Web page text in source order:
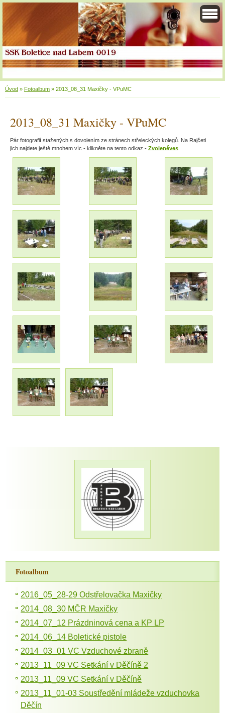
Úvod » Fotoalbum » 2013_08_31 Maxičky - VPuMC
2013_08_31 Maxičky - VPuMC
Pár fotografií stažených s dovolením ze stránech střeleckých kolegů. Na Rajčeti
jich najdete ještě mnohem víc - klikněte na tento odkaz - Zvoleněves
Fotoalbum
2016_05_28-29 Odstřelovačka Maxičky
2014_08_30 MČR Maxičky
2014_07_12 Prázdninová cena a KP LP
2014_06_14 Boletické pistole
2014_03_01 VC Vzduchové zbraně
2013_11_09 VC Setkání v Děčíně 2
2013_11_09 VC Setkání v Děčíně
2013_11_01-03 Soustředění mládeže vzduchovka
Děčín